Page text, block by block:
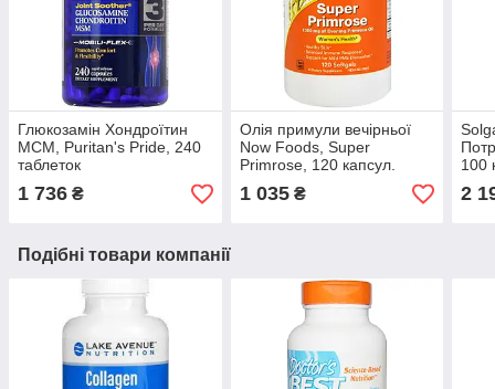
Глюкозамін Хондроїтин
МСМ, Puritan's Pride, 240
таблеток
1 736 ₴
Олія примули вечірньої
Now Foods, Super
Primrose, 120 капсул.
Зроблено в США.
1 035₴
100
2
Подібні товари компанії